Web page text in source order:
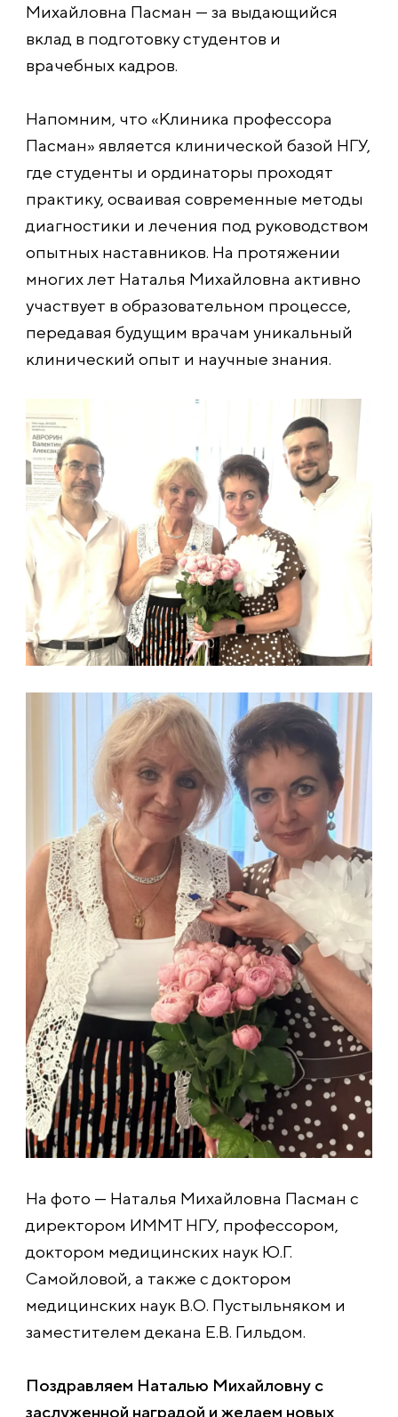
Михайловна Пасман — за выдающийся
вклад в подготовку студентов и
врачебных кадров.
Напомним, что «Клиника профессора
Пасман» является клинической базой НГУ,
где студенты и ординаторы проходят
практику, осваивая современные методы
диагностики и лечения под руководством
опытных наставников. На протяжении
многих лет Наталья Михайловна активно
участвует в образовательном процессе,
передавая будущим врачам уникальный
клинический опыт и научные знания.
На фото — Наталья Михайловна Пасман с
директором ИММТ НГУ, профессором,
доктором медицинских наук Ю.Г.
Самойловой, а также с доктором
медицинских наук В.О. Пустыльняком и
заместителем декана Е.В. Гильдом.
Поздравляем Наталью Михайловну с
заслуженной наградой и желаем новых